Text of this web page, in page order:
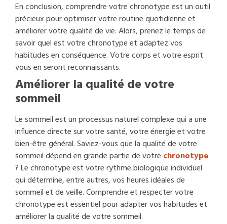
En conclusion, comprendre votre chronotype est un outil
précieux pour optimiser votre routine quotidienne et
améliorer votre qualité de vie. Alors, prenez le temps de
savoir quel est votre chronotype et adaptez vos
habitudes en conséquence. Votre corps et votre esprit
vous en seront reconnaissants.
Améliorer la qualité de votre
sommeil
Le sommeil est un processus naturel complexe qui a une
influence directe sur votre santé, votre énergie et votre
bien-être général. Saviez-vous que la qualité de votre
sommeil dépend en grande partie de votre chronotype
? Le chronotype est votre rythme biologique individuel
qui détermine, entre autres, vos heures idéales de
sommeil et de veille. Comprendre et respecter votre
chronotype est essentiel pour adapter vos habitudes et
améliorer la qualité de votre sommeil.